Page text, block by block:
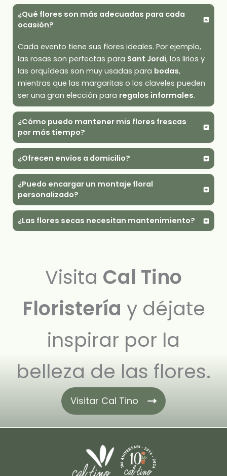
¿Qué flores son más adecuadas para cada
ocasión?
Cada evento tiene sus flores ideales. Por ejemplo,
las rosas son perfectas para Sant Jordi, los lirios y
las orquídeas son muy usadas para bodas,
mientras que las margaritas o los claveles pueden
ser una gran elección para regalos informales.
¿Cómo puedo mantener mis flores frescas
por más tiempo?
¿Ofrecen envíos a domicilio?
¿Puedo encargar un montaje floral
personalizado?
¿Las flores secas necesitan mantenimiento?
Visita Cal Tino
Floristería y déjate
inspirar por la
belleza de las flores.
Visitar Cal Tino